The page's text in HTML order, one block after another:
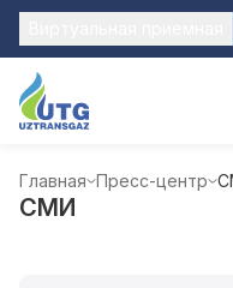
Главная Пресс-центр
СМИ